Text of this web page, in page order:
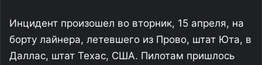
Инцидент произошел во вторник, 15 апреля, на
борту лайнера, летевшего из Прово, штат Юта, в
Даллас, штат Техас, США. Пилотам пришлось